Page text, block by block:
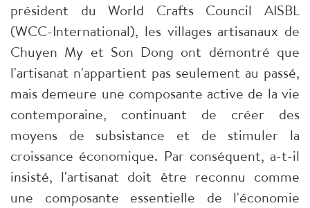
président du World Crafts Council AISBL
(WCC-International), les villages artisanaux de
Chuyen My et Son Dong ont démontré que
l'artisanat n'appartient pas seulement au passé,
mais demeure une composante active de la vie
contemporaine, continuant de créer des
moyens de subsistance et de stimuler la
croissance économique. Par conséquent, a-t-il
insisté, l'artisanat doit être reconnu comme
une composante essentielle de l'économie